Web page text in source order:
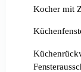
Kocher mit